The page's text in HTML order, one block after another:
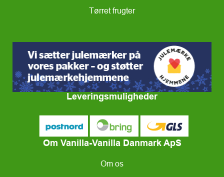
Tørret frugter
Leveringsmuligheder
Om Vanilla-Vanilla Danmark ApS
Om os